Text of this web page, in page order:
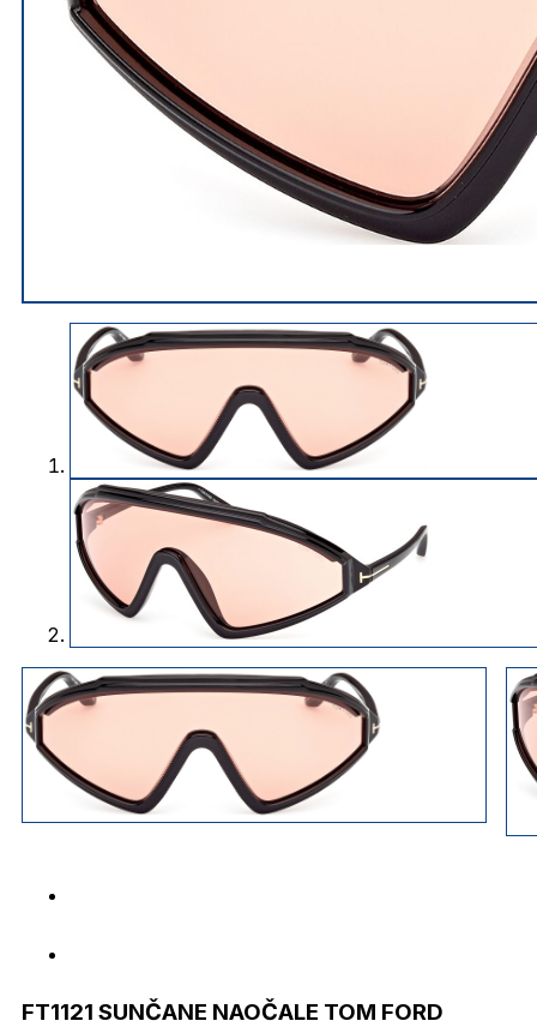
FT1121 SUNČANE NAOČALE TOM FORD